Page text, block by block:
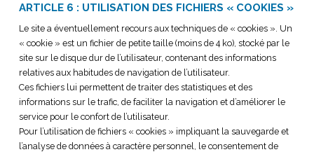
ARTICLE 6 : UTILISATION DES FICHIERS « COOKIES »
Le site a éventuellement recours aux techniques de « cookies ». Un
« cookie » est un fichier de petite taille (moins de 4 ko), stocké par le
site sur le disque dur de l’utilisateur, contenant des informations
relatives aux habitudes de navigation de l’utilisateur.
Ces fichiers lui permettent de traiter des statistiques et des
informations sur le trafic, de faciliter la navigation et d’améliorer le
service pour le confort de l’utilisateur.
Pour l’utilisation de fichiers « cookies » impliquant la sauvegarde et
l’analyse de données à caractère personnel, le consentement de